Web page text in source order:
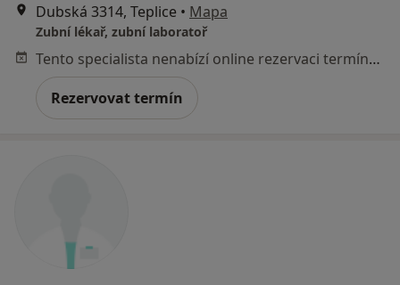
Dubská 3314, Teplice • Mapa
Zubní lékař, zubní laboratoř
Tento specialista nenabízí online rezervaci termínu na této adrese.
Rezervovat termín